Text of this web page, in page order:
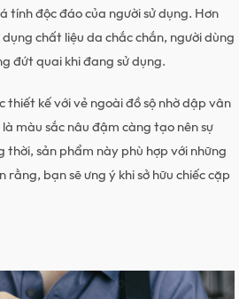
tính độc đáo của người sử dụng. Hơn
chất liệu da chắc chắn, người dùng
đứt quai khi đang sử dụng.
thiết kế với vẻ ngoài đồ sộ nhờ dập vân
màu sắc nâu đậm càng tạo nên sự
sản phẩm này phù hợp với những
bạn sẽ ưng ý khi sở hữu chiếc cặp